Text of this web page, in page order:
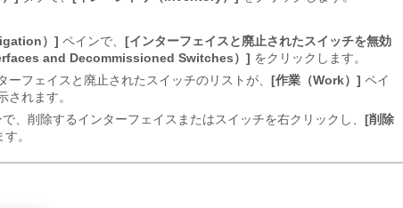
）] ペインで、 [インターフェイスと廃止されたスイッチを無効
and Decommissioned Switches）] をクリックします。
ーフェイスと廃止されたスイッチのリストが、 [作業（Work）] ペイ
されます。
、削除するインターフェイスまたはスイッチを右クリックし、 [削除
。